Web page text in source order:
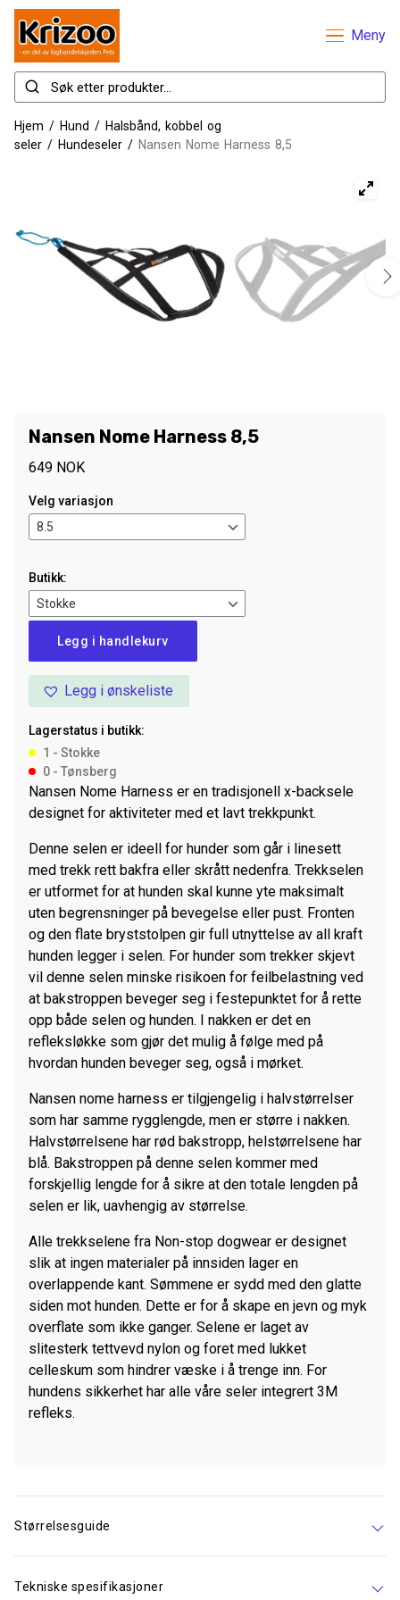
Meny
Hjem / Hund / Halsbånd, kobbel og
seler / Hundeseler / Nansen Nome Harness 8,5
Nansen Nome Harness 8,5
649 NOK
Velg variasjon
Butikk:
Harness
8,5
Legg i handlekurv
Legg i ønskeliste
Lagerstatus i butikk:
1 - Stokke
0 - Tønsberg
Nansen Nome Harness er en tradisjonell x-backsele
designet for aktiviteter med et lavt trekkpunkt.
Denne selen er ideell for hunder som går i linesett
med trekk rett bakfra eller skrått nedenfra. Trekkselen
er utformet for at hunden skal kunne yte maksimalt
uten begrensninger på bevegelse eller pust. Fronten
og den flate bryststolpen gir full utnyttelse av all kraft
hunden legger i selen. For hunder som trekker skjevt
vil denne selen minske risikoen for feilbelastning ved
at bakstroppen beveger seg i festepunktet for å rette
opp både selen og hunden. I nakken er det en
refleksløkke som gjør det mulig å følge med på
hvordan hunden beveger seg, også i mørket.
Nansen nome harness er tilgjengelig i halvstørrelser
som har samme rygglengde, men er større i nakken.
Halvstørrelsene har rød bakstropp, helstørrelsene har
blå. Bakstroppen på denne selen kommer med
forskjellig lengde for å sikre at den totale lengden på
selen er lik, uavhengig av størrelse.
Alle trekkselene fra Non-stop dogwear er designet
slik at ingen materialer på innsiden lager en
overlappende kant. Sømmene er sydd med den glatte
siden mot hunden. Dette er for å skape en jevn og myk
overflate som ikke ganger. Selene er laget av
slitesterk tettvevd nylon og foret med lukket
celleskum som hindrer væske i å trenge inn. For
hundens sikkerhet har alle våre seler integrert 3M
refleks.
Størrelsesguide
Tekniske spesifikasjoner